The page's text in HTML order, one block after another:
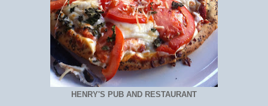
HENRY'S PUB AND RESTAURANT